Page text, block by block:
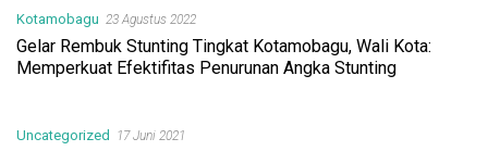
Kotamobagu 23 Agustus 2022
Gelar Rembuk Stunting Tingkat Kotamobagu, Wali Kota:
Memperkuat Efektifitas Penurunan Angka Stunting
Uncategorized 17 Juni 2021